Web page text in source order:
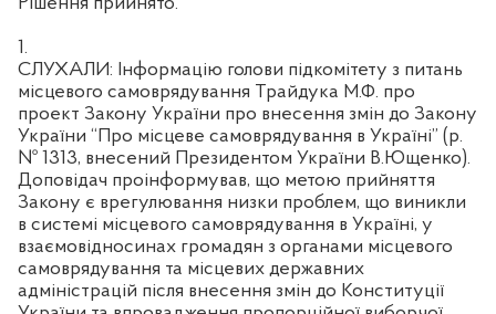
1.
СЛУХАЛИ: Інформацію голови підкомітету з питань
місцевого самоврядування Трайдука М.Ф. про
проект Закону України про внесення змін до Закону
України “Про місцеве самоврядування в Україні” (р.
№ 1313, внесений Президентом України В.Ющенко).
Доповідач проінформував, що метою прийняття
Закону є врегулювання низки проблем, що виникли
в системі місцевого самоврядування в Україні, у
взаємовідносинах громадян з органами місцевого
самоврядування та місцевих державних
адміністрацій після внесення змін до Конституції